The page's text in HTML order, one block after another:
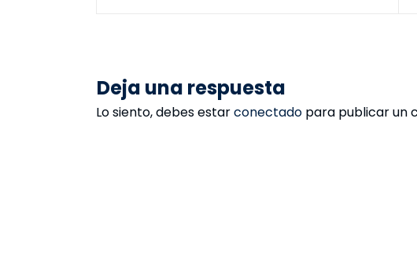
Deja una respuesta
Lo siento, debes estarconectado para publicar un